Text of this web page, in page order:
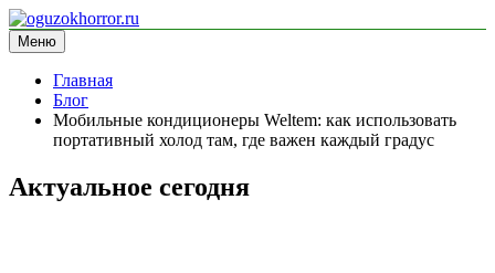
Перейти
к
содержимому
oguzokhorror.ru
информационный сайт
Меню
Главная
Блог
Мобильные кондиционеры Weltem: как использовать
портативный холод там, где важен каждый градус
Актуальное сегодня